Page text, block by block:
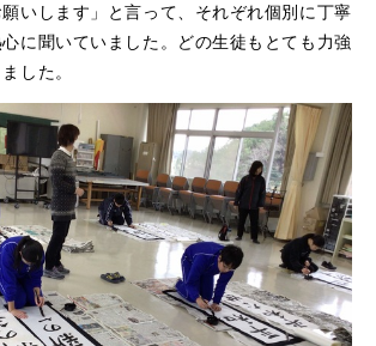
願いします」と言って、それぞれ個別に丁寧
に聞いていました。どの生徒もとても力強
した。